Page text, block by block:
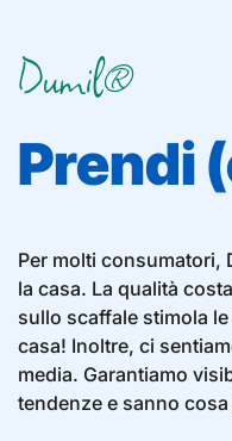
Dumil®
Prendi
Per molti consumatori,
la casa. La qualità
sullo scaffale stimola
casa! Inoltre, ci
media. Garantiamo
tendenze e sanno